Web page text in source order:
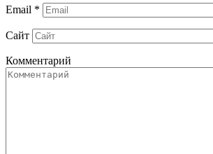
Email *
Сайт
Комментарий